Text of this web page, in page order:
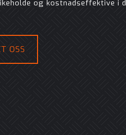
og kostnadseffektive i
OSS